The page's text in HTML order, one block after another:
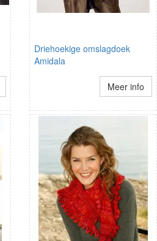
Driehoekige omslagdoek
Amidala
Meer info